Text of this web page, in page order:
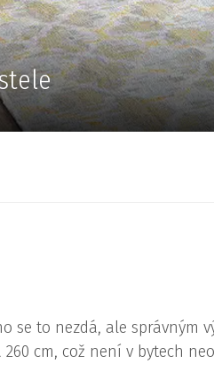
se to nezdá, ale správným
cm, což není v bytech